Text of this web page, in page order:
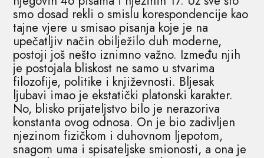
smo dosad rekli o smislu korespondencije kao
tajne vjere u smisao pisanja koje je na
upečatljiv način obilježilo duh moderne,
postoji još nešto iznimno važno. Između njih
je postojala bliskost ne samo u stvarima
filozofije, politike i književnosti. Bljesak
ljubavi imao je ekstatički platonski karakter.
No, blisko prijateljstvo bilo je nerazoriva
konstanta ovog odnosa. On je bio zadivljen
njezinom fizičkom i duhovnom ljepotom,
snagom uma i spisateljske smionosti, a ona je